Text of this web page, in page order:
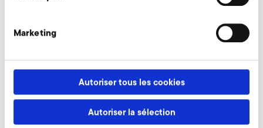
Marketing
Autoriser tous les cookies
Autoriser la sélection
Accessoires supplémentaires 1SD 910
Soupapes de raccordement